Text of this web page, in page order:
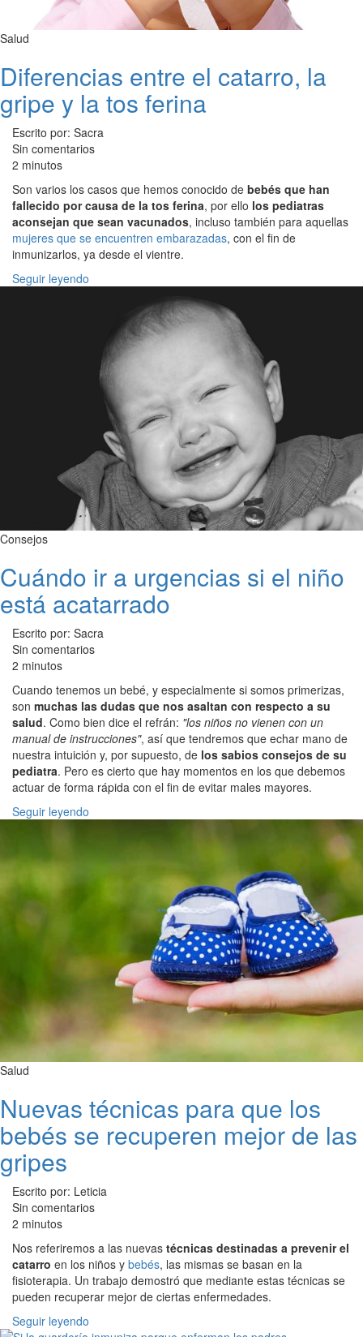
Salud
Diferencias entre el catarro, la
gripe y la tos ferina
Escrito por: Sacra
Sin comentarios
2 minutos
Son varios los casos que hemos conocido de bebés que han
fallecido por causa de la tos ferina, por ello los pediatras
aconsejan que sean vacunados, incluso también para aquellas
mujeres que se encuentren embarazadas, con el fin de
inmunizarlos, ya desde el vientre.
Seguir leyendo
Consejos
Cuándo ir a urgencias si el niño
está acatarrado
Escrito por: Sacra
Sin comentarios
2 minutos
Cuando tenemos un bebé, y especialmente si somos primerizas,
son muchas las dudas que nos asaltan con respecto a su
salud. Como bien dice el refrán: "los niños no vienen con un
manual de instrucciones", así que tendremos que echar mano de
nuestra intuición y, por supuesto, de los sabios consejos de su
pediatra. Pero es cierto que hay momentos en los que debemos
actuar de forma rápida con el fin de evitar males mayores.
Seguir leyendo
Salud
Nuevas técnicas para que los
bebés se recuperen mejor de las
gripes
Escrito por: Leticia
Sin comentarios
2 minutos
Nos referiremos a las nuevas técnicas destinadas a prevenir el
catarro en los niños y bebés, las mismas se basan en la
fisioterapia. Un trabajo demostró que mediante estas técnicas se
pueden recuperar mejor de ciertas enfermedades.
Seguir leyendo